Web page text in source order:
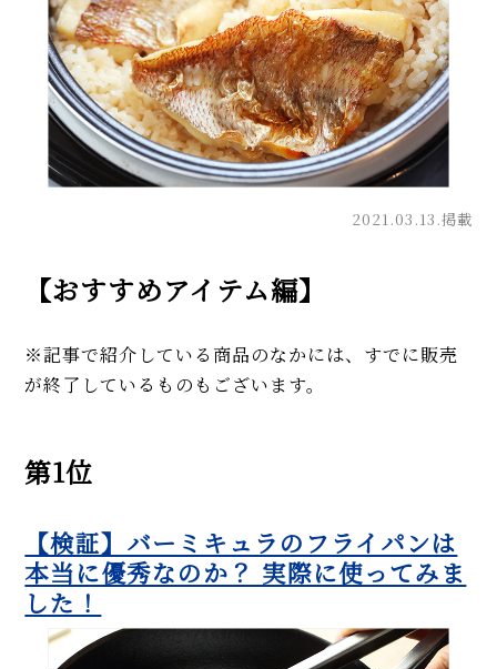
2021.03.13.掲載
【おすすめアイテム編】
※記事で紹介している商品のなかには、すでに販売
が終了しているものもございます。
第1位
【検証】バーミキュラのフライパンは
本当に優秀なのか？ 実際に使ってみま
した！